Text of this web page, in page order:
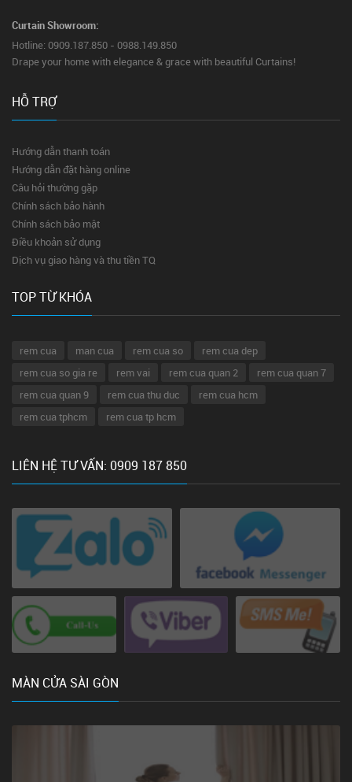
Curtain Showroom:
Hotline: 0909.187.850 - 0988.149.850
Drape your home with elegance & grace with beautiful Curtains!
HỖ TRỢ
Hướng dẫn thanh toán
Hướng dẫn đặt hàng online
Câu hỏi thường gặp
Chính sách bảo hành
Chính sách bảo mật
Điều khoản sử dụng
Dịch vụ giao hàng và thu tiền TQ
TOP TỪ KHÓA
rem cua man cua rem cua so
rem cua dep
rem cua so gia re
rem vai rem cua quan 2
rem cua quan 7
rem cua quan 9
rem cua thu duc
rem cua hcm
rem cua tphcm
rem cua tp hcm
LIÊN HỆ TƯ VẤN: 0909 187 850
MÀN CỬA SÀI GÒN